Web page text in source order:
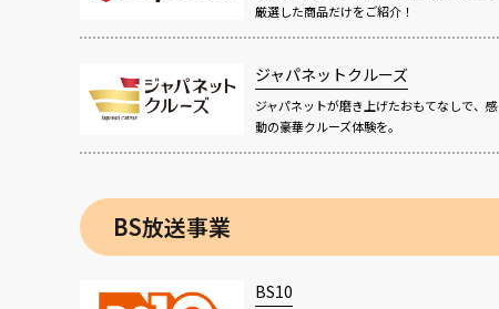
厳選した商品だけをご紹介！
ジャパネットクルーズ
ジャパネットが磨き上げたおもてなしで、感
動の豪華クルーズ体験を。
BS放送事業
BS10